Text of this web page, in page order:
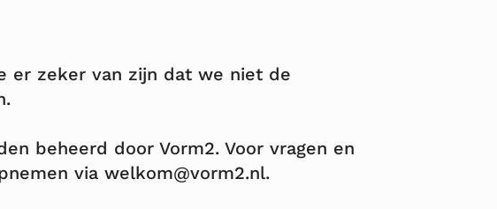
er zeker van zijn dat we niet de
beheerd door Vorm2. Voor vragen en
via welkom@vorm2.nl.